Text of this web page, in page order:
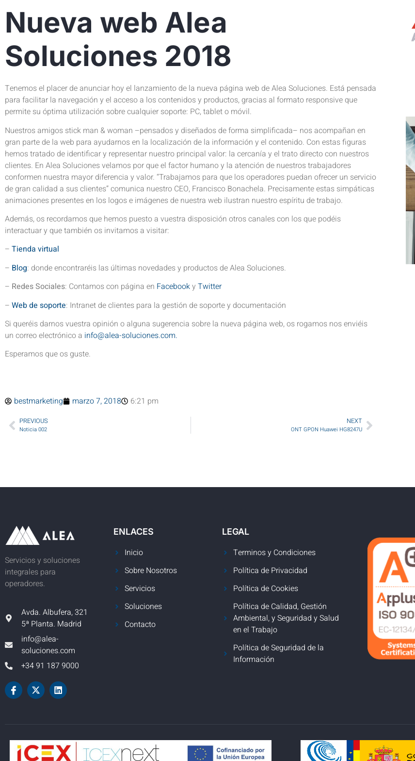
Nueva web Alea
Soluciones 2018
Tenemos el placer de anunciar hoy el lanzamiento de la nueva página web de Alea Soluciones. Está pensada
para facilitar la navegación y el acceso a los contenidos y productos, gracias al formato responsive que
permite su óptima utilización sobre cualquier soporte: PC, tablet o móvil.
Nuestros amigos stick man & woman –pensados y diseñados de forma simplificada– nos acompañan en
gran parte de la web para ayudarnos en la localización de la información y el contenido. Con estas figuras
hemos tratado de identificar y representar nuestro principal valor: la cercanía y el trato directo con nuestros
clientes. En Alea Soluciones velamos por que el factor humano y la atención de nuestros trabajadores
conformen nuestra mayor diferencia y valor. “Trabajamos para que los operadores puedan ofrecer un servicio
de gran calidad a sus clientes” comunica nuestro CEO, Francisco Bonachela. Precisamente estas simpáticas
animaciones presentes en los logos e imágenes de nuestra web ilustran nuestro espíritu de trabajo.
Además, os recordamos que hemos puesto a vuestra disposición otros canales con los que podéis
interactuar y que también os invitamos a visitar:
– Tienda virtual
– Blog: donde encontraréis las últimas novedades y productos de Alea Soluciones.
– Redes Sociales: Contamos con página en Facebooky Twitter
– Web de soporte: Intranet de clientes para la gestión de soporte y documentación
Si queréis darnos vuestra opinión o alguna sugerencia sobre la nueva página web, os rogamos nos enviéis
un correo electrónico a info@alea-soluciones.com.
Esperamos que os guste.
bestmarketing marzo 7, 2018 6:21 pm
PREVIOUS
Noticia 002
NEXT
ONT GPON Huawei HG8247U
Servicios y soluciones
integrales para
operadores.
Avda. Albufera, 321
5ª Planta. Madrid
info@alea-
soluciones.com
+34 91 187 9000
ENLACES
Inicio
Sobre Nosotros
Servicios
Soluciones
Contacto
LEGAL
Terminos y Condiciones
Política de Privacidad
Política de Cookies
Política de Calidad, Gestión
Ambiental, y Seguridad y Salud
en el Trabajo
Política de Seguridad de la
Información